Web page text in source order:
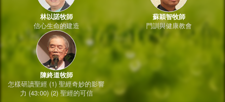
林以諾牧師
信心生命的建造
蘇穎智牧師
門訓與健康教會
陳終道牧師
怎樣研讀聖經 (1) 聖經奇妙的影響
力 (43:00) (2) 聖經的可信